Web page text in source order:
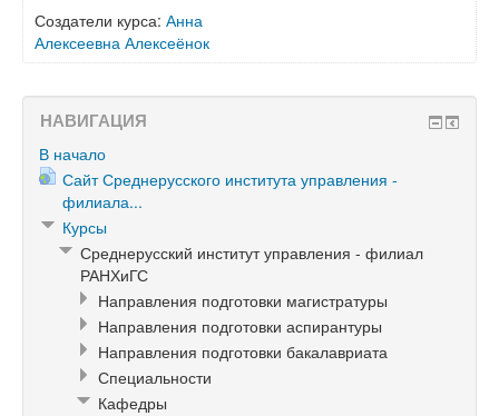
Создатели курса: Анна
Алексеевна Алексеёнок
НАВИГАЦИЯ
В начало
Сайт Среднерусского института управления -
филиала...
Курсы
Среднерусский институт управления - филиал
РАНХиГС
Направления подготовки магистратуры
Направления подготовки аспирантуры
Направления подготовки бакалавриата
Специальности
Кафедры